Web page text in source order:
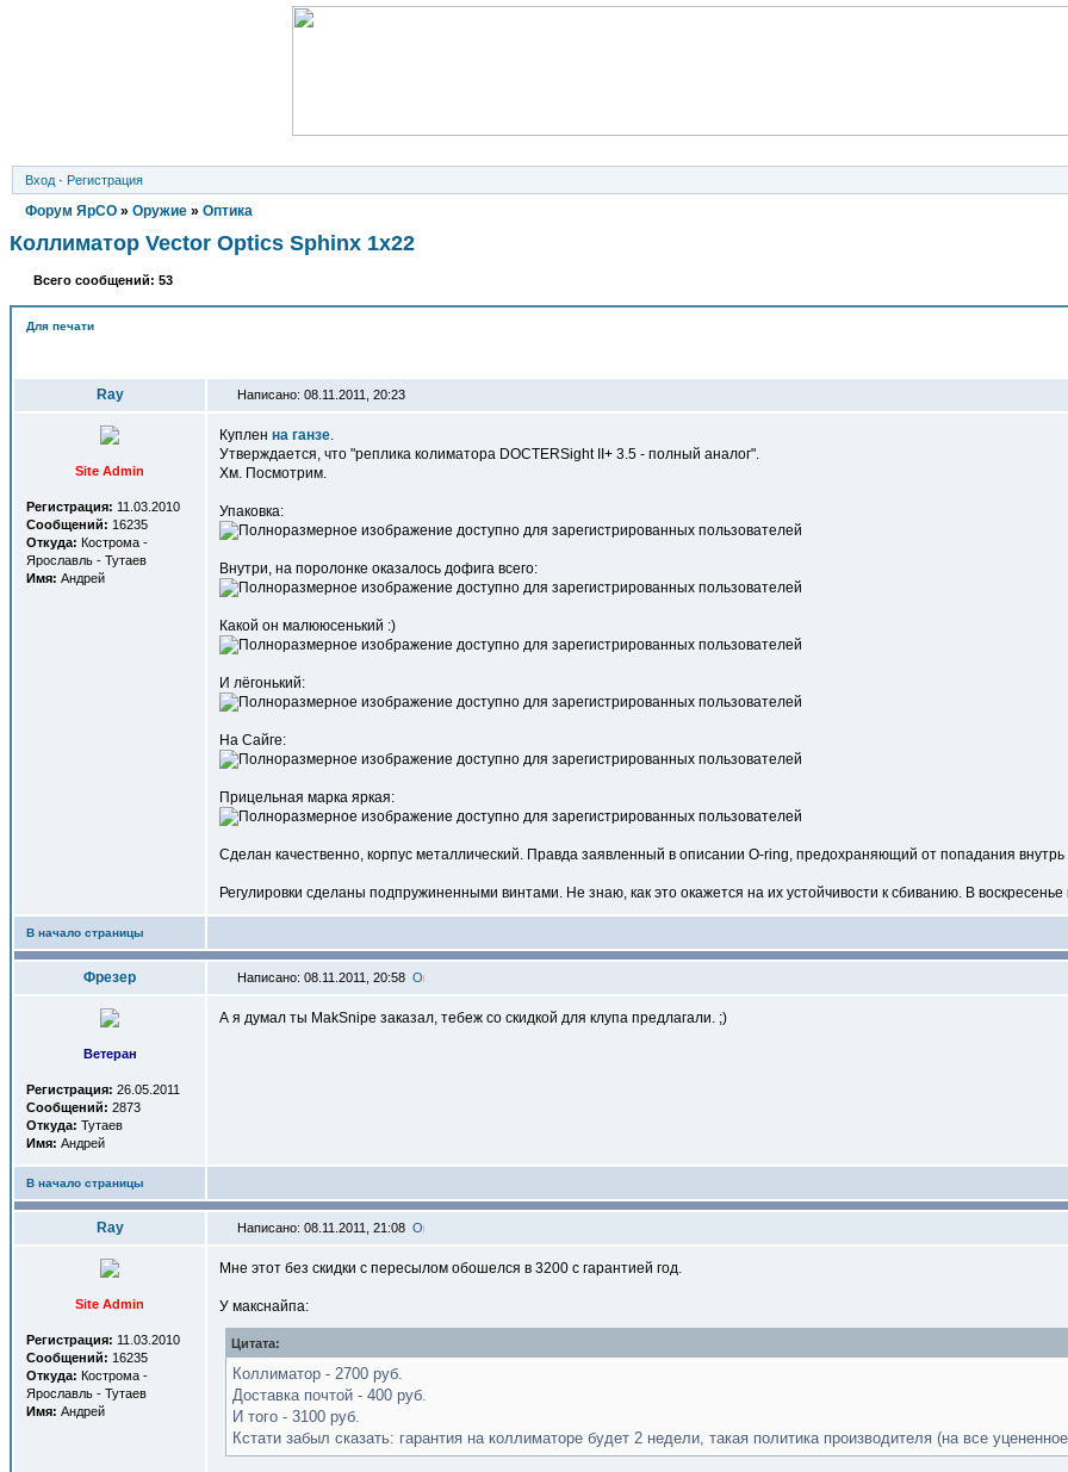
Вход · Регистрация
Форум ЯрСО » Оружие » Оптика
Коллиматор Vector Optics Sphinx 1x22
Всего сообщений: 53
Для печати
Ray Написано: 08.11.2011, 20:23
Site Admin
Регистрация: 11.03.2010
Сообщений: 16235
Откуда: Кострома -
Ярославль - Тутаев
Имя: Андрей
Куплен на ганзе.
Утверждается, что "реплика колиматора DOCTERSight II+ 3.5 - полный аналог".
Хм. Посмотрим.
Упаковка:
Внутри, на поролонке оказалось дофига всего:
Какой он малююсенький :)
И лёгонький:
На Сайге:
Прицельная марка яркая:
Сделан качественно, корпус металлический. Правда заявленный в описании O-ring, предохраняющий от попадания
Регулировки сделаны подпружиненными винтами. Не знаю, как это окажется на их устойчивости к сбиванию. В
В начало страницы
Фрезер Написано: 08.11.2011, 20:58
Ветеран
Регистрация: 26.05.2011
Сообщений: 2873
Откуда: Тутаев
Имя: Андрей
А я думал ты MakSnipe заказал, тебеж со скидкой для клупа предлагали. ;)
В начало страницы
Ray Написано: 08.11.2011, 21:08
Site Admin
Регистрация: 11.03.2010
Сообщений: 16235
Откуда: Кострома -
Ярославль - Тутаев
Имя: Андрей
Мне этот без скидки с пересылом обошелся в 3200 с гарантией год.
У макснайпа:
Цитата:
Коллиматор - 2700 руб.
Доставка почтой - 400 руб.
И того - 3100 руб.
Кстати забыл сказать: гарантия на коллиматоре будет 2 недели, такая политика производителя (на все